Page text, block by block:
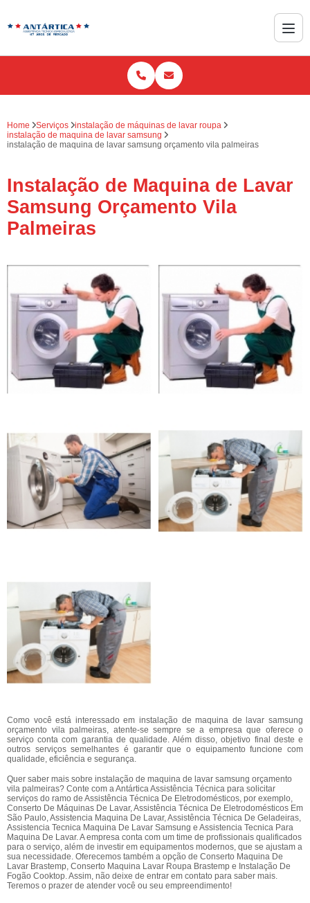
Home Serviços
instalação de máquinas de lavar roupa
instalação de maquina de lavar samsung
instalação de maquina de lavar samsung orçamento vila palmeiras
Instalação de Maquina de Lavar
Samsung Orçamento Vila
Palmeiras
Como você está interessado em instalação de maquina de lavar samsung
orçamento vila palmeiras, atente-se sempre se a empresa que oferece o
serviço conta com garantia de qualidade. Além disso, objetivo final deste e
outros serviços semelhantes é garantir que o equipamento funcione com
qualidade, eficiência e segurança.
Quer saber mais sobre instalação de maquina de lavar samsung orçamento
vila palmeiras? Conte com a Antártica Assistência Técnica para solicitar
serviços do ramo de Assistência Técnica De Eletrodomésticos, por exemplo,
Conserto De Máquinas De Lavar, Assistência Técnica De Eletrodomésticos Em
São Paulo, Assistencia Maquina De Lavar, Assistência Técnica De Geladeiras,
Assistencia Tecnica Maquina De Lavar Samsung e Assistencia Tecnica Para
Maquina De Lavar. A empresa conta com um time de profissionais qualificados
para o serviço, além de investir em equipamentos modernos, que se ajustam a
sua necessidade. Oferecemos também a opção de Conserto Maquina De
Lavar Brastemp, Conserto Maquina Lavar Roupa Brastemp e Instalação De
Fogão Cooktop. Assim, não deixe de entrar em contato para saber mais.
Teremos o prazer de atender você ou seu empreendimento!